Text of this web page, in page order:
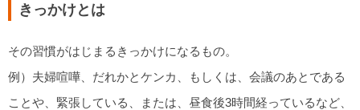
きっかけとは
その習慣がはじまるきっかけになるもの。
例）夫婦喧嘩、だれかとケンカ、もしくは、会議のあとである
ことや、緊張している、または、昼食後3時間経っているなど、